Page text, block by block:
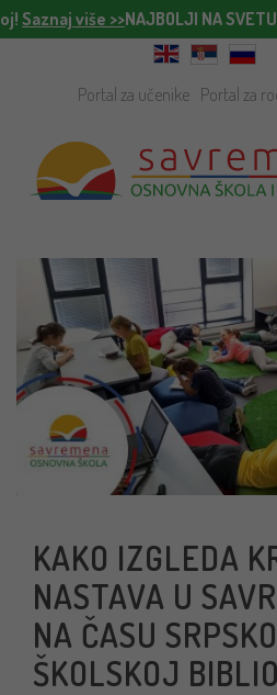
Saznaj više >>NAJBOLJI NA SVETU
Portal za učenike Portal za
KAKO IZGLEDA
NASTAVA U
NA ČASU
ŠKOLSKOJ